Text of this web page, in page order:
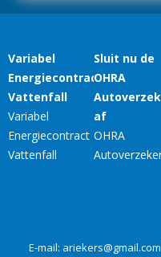
E-mail: ariekers@gmail.com